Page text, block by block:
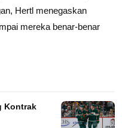
Hertl menegaskan
mereka benar-benar
Kontrak